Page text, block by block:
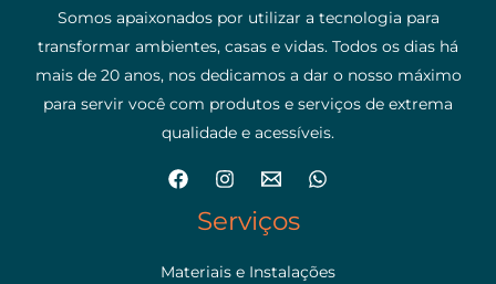
Somos apaixonados por utilizar a tecnologia para
transformar ambientes, casas e vidas. Todos os dias há
mais de 20 anos, nos dedicamos a dar o nosso máximo
para servir você com produtos e serviços de extrema
qualidade e acessíveis.
Serviços
Materiais e Instalações